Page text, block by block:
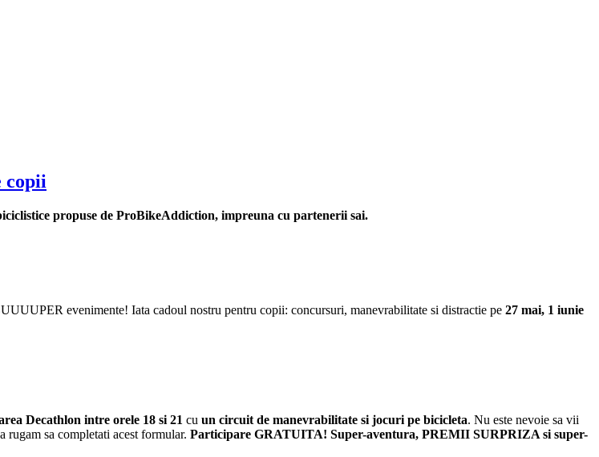
copii
propuse de ProBikeAddiction, impreuna cu partenerii sai.
evenimente! Iata cadoul nostru pentru copii: concursuri, manevrabilitate si distractie pe 27 mai, 1 iunie
Decathlon intre orele 18 si 21 cu un circuit de manevrabilitate si jocuri pe bicicleta. Nu este nevoie sa vii
rugam sa completati acest formular. Participare GRATUITA! Super-aventura, PREMII SURPRIZA si super-